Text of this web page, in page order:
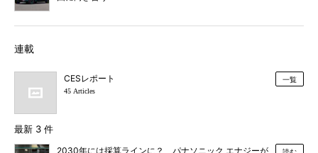
連載
CESレポート
45 Articles
一覧
最新 3 件
2030年には採算ラインに？ パナソニック エナジーが